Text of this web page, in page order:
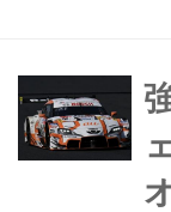
続